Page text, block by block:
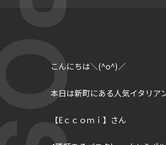
こんにちは＼(^o^)／
本日は新町にある人気イタリア
【Eｃｃｏｍｉ】さん